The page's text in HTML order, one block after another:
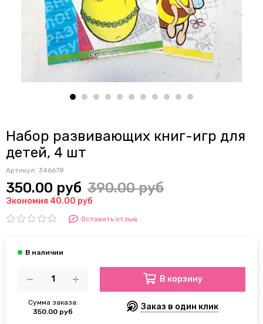
Набор развивающих книг-игр для
детей, 4 шт
Артикул: 346678
350.00 руб 390.00 руб
Экономия 40.00 руб
Оставить отзыв
Сумма заказа:
350.00 руб
В корзину
Заказ в один клик